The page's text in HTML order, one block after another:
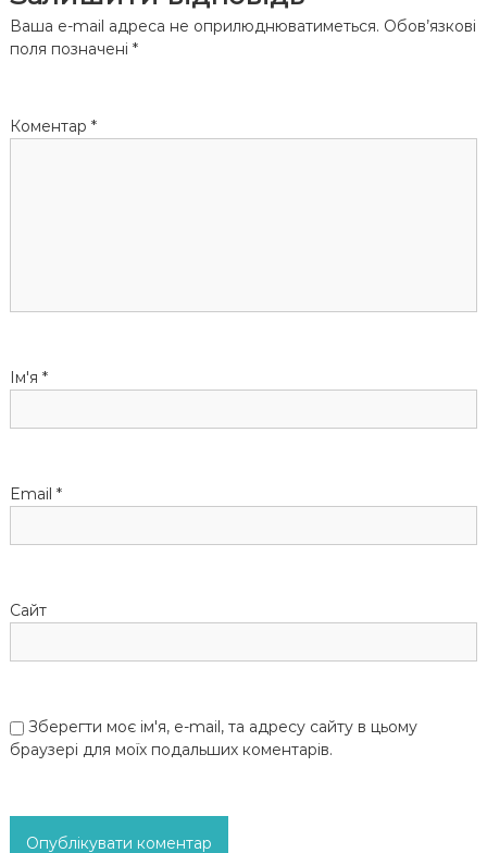
а
і
п
и
с
в
Ваша e-mail адреса не оприлюднюватиметься. Обов’язкові
поля позначені *
Коментар *
Ім'я *
Email *
Сайт
Зберегти моє ім'я, e-mail, та адресу сайту в цьому
браузері для моїх подальших коментарів.